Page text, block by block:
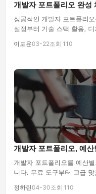
개발자 포트폴리오 완성
성공적인 개발자 포트폴리
설정부터 기술 스택 활용,
이도윤03-22조회 110
개발자 포트폴리오, 예
개발자 포트폴리오를 예산
니다. 무료 도구부터 고급
정하린04-30조회 110